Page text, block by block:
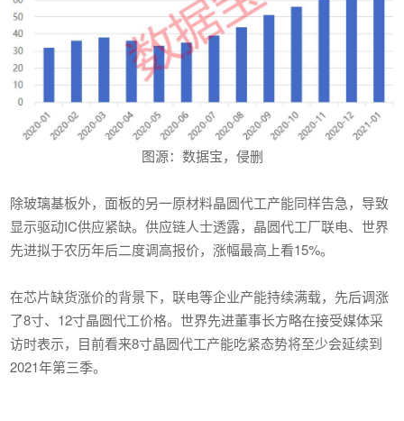
图源：数据宝，侵删
除玻璃基板外，面板的另一原材料晶圆代工产能同样告急，导致
显示驱动IC供应紧缺。供应链人士透露，晶圆代工厂联电、世界
先进拟于农历年后二度调高报价，涨幅最高上看15%。
在芯片缺货涨价的背景下，联电等企业产能持续满载，先后调涨
了8寸、12寸晶圆代工价格。世界先进董事长方略在接受媒体采
访时表示，目前看来8寸晶圆代工产能吃紧态势将至少会延续到
2021年第三季。